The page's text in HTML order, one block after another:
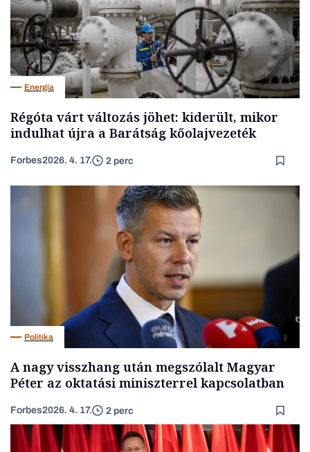
Energia
Régóta várt változás jöhet: kiderült, mikor
indulhat újra a Barátság kőolajvezeték
Forbes2026. 4. 17. 2 perc
Politika
A nagy visszhang után megszólalt Magyar
Péter az oktatási miniszterrel kapcsolatban
Forbes2026. 4. 17. 2 perc